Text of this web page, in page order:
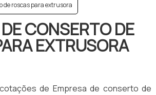
de roscas para extrusora
CONSERTO DE
EXTRUSORA
de Empresa de conserto de